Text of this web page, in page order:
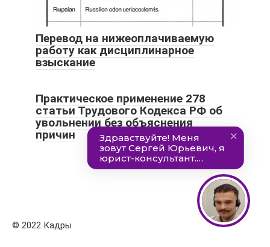
Перевод на нижеоплачиваемую
работу как дисциплинарное
взыскание
Практическое применение 278
статьи Трудового Кодекса РФ об
увольнении без объяснения
причин
© 2022 Кадры